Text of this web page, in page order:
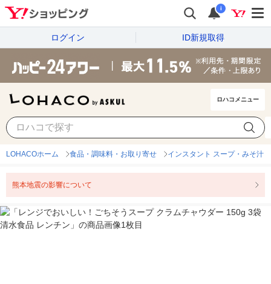
i
ログイン ID新規取得
ロハコメニュー
LOHACOホーム 食品・調味料・お取り寄せ インスタント スープ・みそ汁
熊本地震の影響について